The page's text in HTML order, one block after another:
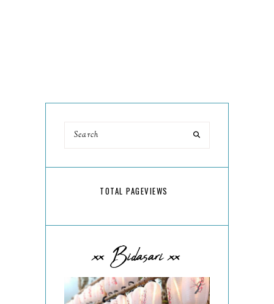
TOTAL PAGEVIEWS
xx Bidasari xx